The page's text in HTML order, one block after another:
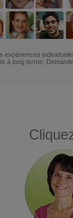
expériences
à long terme.